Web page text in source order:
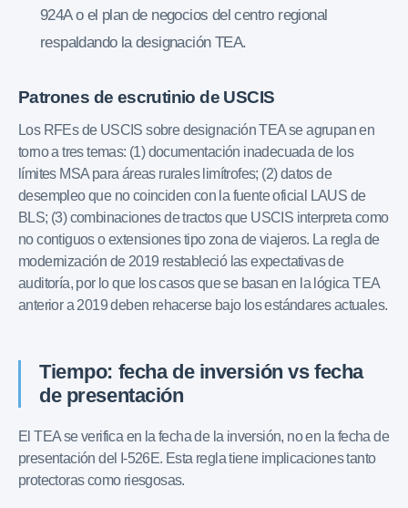
924A o el plan de negocios del centro regional
respaldando la designación TEA.
Patrones de escrutinio de USCIS
Los RFEs de USCIS sobre designación TEA se agrupan en
torno a tres temas: (1) documentación inadecuada de los
límites MSA para áreas rurales limítrofes; (2) datos de
desempleo que no coinciden con la fuente oficial LAUS de
BLS; (3) combinaciones de tractos que USCIS interpreta como
no contiguos o extensiones tipo zona de viajeros. La regla de
modernización de 2019 restableció las expectativas de
auditoría, por lo que los casos que se basan en la lógica TEA
anterior a 2019 deben rehacerse bajo los estándares actuales.
Tiempo: fecha de inversión vs fecha
de presentación
El TEA se verifica en la fecha de la inversión, no en la fecha de
presentación del I-526E. Esta regla tiene implicaciones tanto
protectoras como riesgosas.